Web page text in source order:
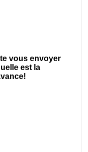
vous envoyer
est la